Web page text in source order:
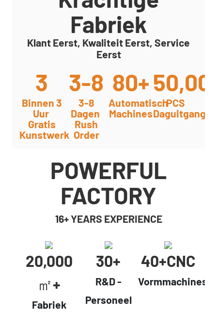
Fabriek
Klant Eerst, Kwaliteit Eerst, Service
Eerst
3
Binnen 3
Uur
Gratis
Kunstwerk
3-8
3-8
Dagen
Rush
Order
80+
Automatisch
Machines
PCS
Daguitgang
POWERFUL
FACTORY
16+ YEARS EXPERIENCE
20,000
㎡+
Fabriek
30+
R&D -
Personeel
40+CNC
Vormmachines